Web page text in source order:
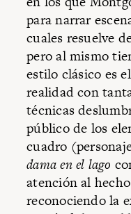
para narrar
cuales resuelve
pero al mismo
estilo clásico es
realidad con
técnicas
público de los
cuadro
dama en el lago
atención al
reconociendo la